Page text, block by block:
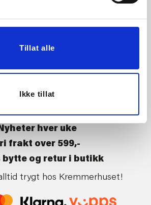
Tillat alle
Ikke tillat
Tilbakekalling av varer
Handle på nett
Betaling og levering
hver uke
frakt over 599,-
bytte og retur i butikk
trygt hos Kremmerhuset!